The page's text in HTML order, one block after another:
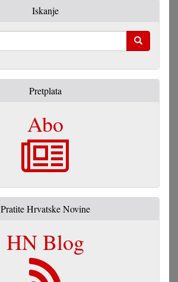
Iskanje
Pretplata
Abo
Pratite Hrvatske Novine
HN Blog